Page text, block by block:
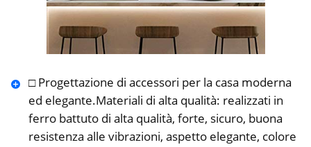
□ Progettazione di accessori per la casa moderna
ed elegante.Materiali di alta qualità: realizzati in
ferro battuto di alta qualità, forte, sicuro, buona
resistenza alle vibrazioni, aspetto elegante, colore